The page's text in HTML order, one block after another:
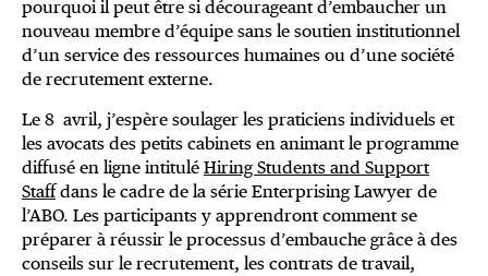
pourquoi il peut être si décourageant d’embaucher un
nouveau membre d’équipe sans le soutien institutionnel
d’un service des ressources humaines ou d’une société
de recrutement externe.
Le 8 avril, j’espère soulager les praticiens individuels et
les avocats des petits cabinets en animant le programme
diffusé en ligne intitulé Hiring Students and Support
Staff dans le cadre de la série Enterprising Lawyer de
l’ABO. Les participants y apprendront comment se
préparer à réussir le processus d’embauche grâce à des
conseils sur le recrutement, les contrats de travail,